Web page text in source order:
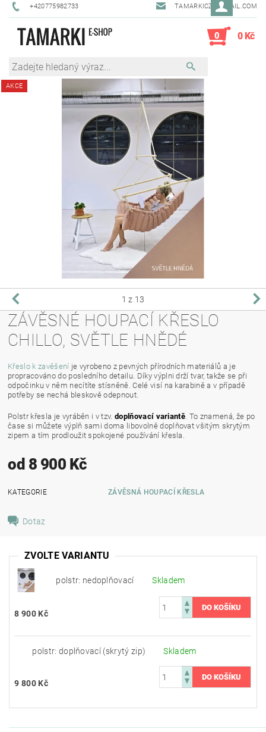
+420775982733 TAMARKICZ@GMAIL.COM
0 0 Kč
AKCE
1 z 13
ZÁVĚSNÉ HOUPACÍ KŘESLO
CHILLO, SVĚTLE HNĚDÉ
Křeslo k zavěšení je vyrobeno z pevných přírodních materiálů a je
propracováno do posledního detailu. Díky výplni drží tvar, takže se při
odpočinku v něm necítíte stísněně. Celé visí na karabině a v případě
potřeby se nechá bleskově odepnout.
Polstr křesla je vyráběn i v tzv. doplňovací variantě . To znamená, že po
čase si můžete výplň sami doma libovolně doplňovat všitým skrytým
zipem a tím prodloužit spokojené používání křesla.
od 8 900 Kč
KATEGORIE ZÁVĚSNÁ HOUPACÍ KŘESLA
Dotaz
ZVOLTE VARIANTU
polstr: nedoplňovací Skladem
8 900 Kč
polstr: doplňovací (skrytý zip) Skladem
9 800 Kč